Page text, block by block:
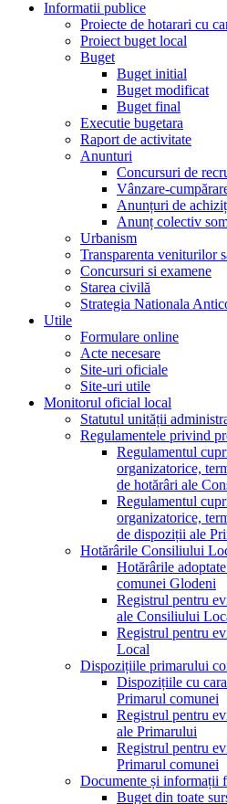
Informatii publice
Proiecte de hotarari cu
Proiect buget local
Buget
Buget initial
Buget modificat
Buget final
Executie bugetara
Raport de activitate
Anunturi
Concursuri de
Vânzare-
Anunțuri de
Anunț colectiv
Urbanism
Transparenta veniturilor
Concursuri si examene
Starea civilă
Strategia Nationala
Utile
Formulare online
Acte necesare
Site-uri oficiale
Site-uri utile
Monitorul oficial local
Statutul unității
Regulamentele privind
Regulamentul
organizatorice,
de hotărâri ale
Regulamentul
organizatorice,
de dispoziții ale
Hotărârile Consiliului
Hotărârile
comunei Glodeni
Registrul pentru
ale Consiliului
Registrul pentru
Local
Dispozițiile primarului
Dispozițiile cu
Primarul comunei
Registrul pentru
ale Primarului
Registrul pentru
Primarul comunei
Documente și informații
Buget din toate